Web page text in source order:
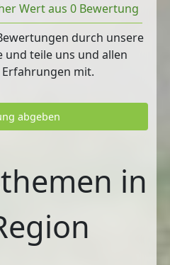
Wert aus 0 Bewertung
durch unsere
und teile uns und allen
mit.
abgeben
in